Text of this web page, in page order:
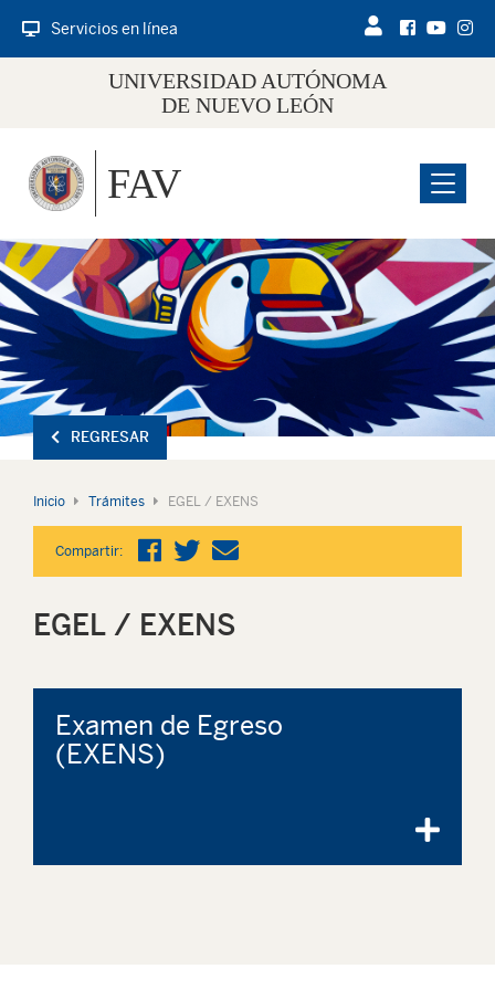
Servicios en línea
UNIVERSIDAD AUTÓNOMA
DE NUEVO LEÓN
Menu
FAV
REGRESAR
Inicio Trámites EGEL / EXENS
Compartir:
EGEL / EXENS
Examen de Egreso
(EXENS)